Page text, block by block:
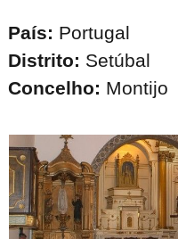
País: Portugal
Distrito: Setúbal
Concelho: Montijo